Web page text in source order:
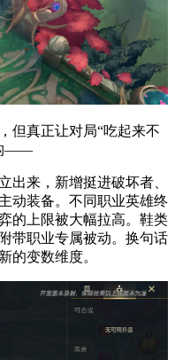
真正让对局“吃起来不
——
来，新增挺进破坏者、
动装备。不同职业英雄终
的上限被大幅拉高。鞋类
带职业专属被动。换句话
的变数维度。